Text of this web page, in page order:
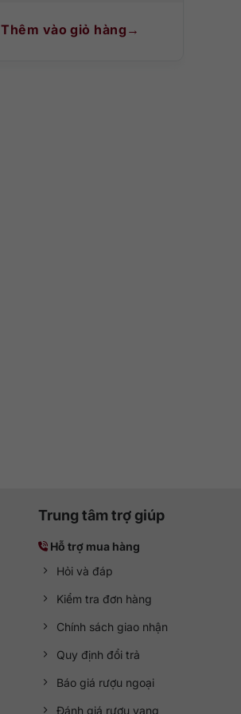
Thêm vào giỏ hàng
Trung tâm trợ giúp
Hỗ trợ mua hàng
Hỏi và đáp
Kiểm tra đơn hàng
Chính sách giao nhận
Quy định đổi trả
Báo giá rượu ngoại
Đánh giá rượu vang